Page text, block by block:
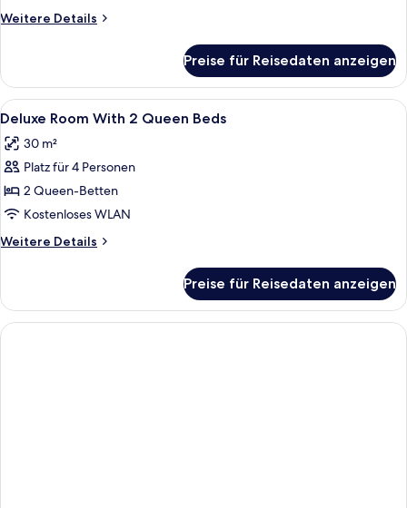
anzeigen
Weitere Details
Weitere
Room
With
2
Beds
Preise für Reisedaten anzeigen
Alle
Fotos
für
Deluxe
Room
With
2
Queen
anzeigen
Allergikerbettwaren, Schreibtisch,
2
Deluxe Room With 2 Queen Beds
30 m²
Platz für 4 Personen
2 Queen-Betten
Kostenloses WLAN
Weitere Details
Weitere
Room
With
2
Preise für Reisedaten anzeigen